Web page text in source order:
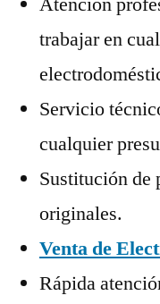
trabajar en
Servicio
cualquier
Sustitución de
originales.
Venta de
Rápida